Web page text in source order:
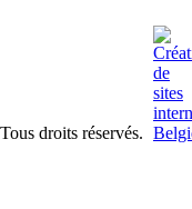
droits réservés.